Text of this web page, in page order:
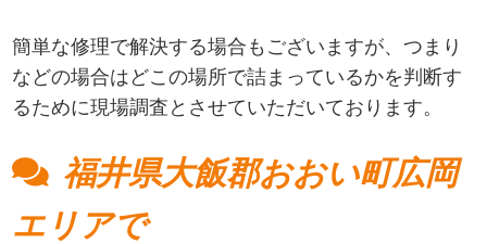
簡単な修理で解決する場合もございますが、つまり
などの場合はどこの場所で詰まっているかを判断す
るために現場調査とさせていただいております。
福井県大飯郡おおい町広岡
エリアで